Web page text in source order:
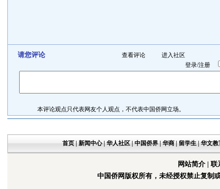
请您评论 查看评论
进入社区
登录/注册
本评论观点只代表网友个人观点，不代表中国侨网立场。
首页| 新闻中心| 华人社区| 中国侨界| 华商| 留学生| 华文教
网站简介| 联
中国侨网版权所有，未经授权禁止复制